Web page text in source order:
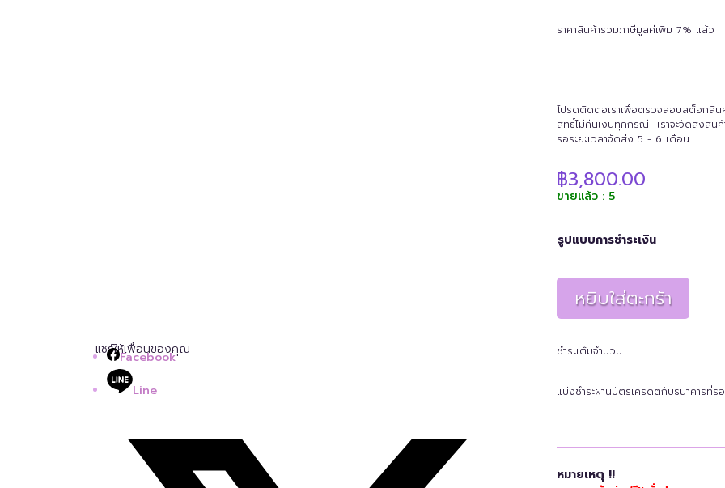
แชร์ให้เพื่อนของคุณ
Facebook
Line
ราคาสินค้ารวมภาษีมูลค่เพิ่ม 7% แล้ว
โปรดติดต่อเราเพื่อตรวจสอบสต็อก
สิทธิ์ไม่คืนเงินทุกกรณี เราจะจัดส่งสิน
รอระยะเวลาจัดส่ง 5 - 6 เดือน
฿3,800.00
ขายแล้ว : 5
รูปแบบการชำระเงิน
หยิบใส่ตะกร้า
ชำระเต็มจำนวน
แบ่งชำระผ่านบัตรเครดิตกับธนาคารที่ร
หมายเหตุ !!